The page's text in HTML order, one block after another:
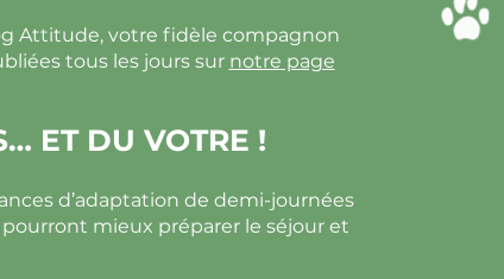
Attitude, votre fidèle compagnon
tous les jours sur notre page
ET DU VOTRE !
d’adaptation de demi-journées
mieux préparer le séjour et